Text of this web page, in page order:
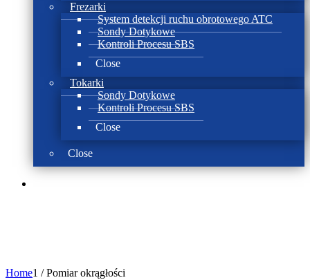
Frezarki
System detekcji ruchu obrotowego ATC
Sondy Dotykowe
Kontroli Procesu SBS
Close
Tokarki
Sondy Dotykowe
Kontroli Procesu SBS
Close
Close
Home1 / Pomiar okrągłości